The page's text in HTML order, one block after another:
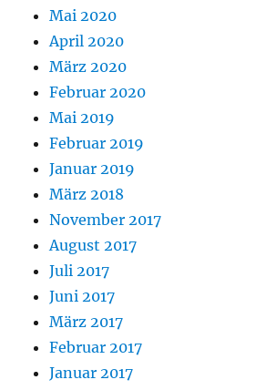
Mai 2020
April 2020
März 2020
Februar 2020
Mai 2019
Februar 2019
Januar 2019
März 2018
November 2017
August 2017
Juli 2017
Juni 2017
März 2017
Februar 2017
Januar 2017